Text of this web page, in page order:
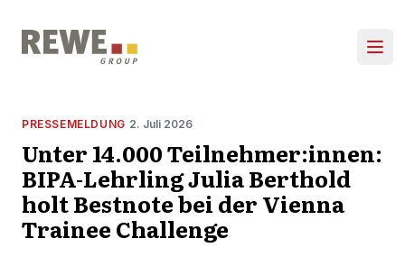
PRESSEMELDUNG 2. Juli 2026
Unter 14.000 Teilnehmer:innen:
BIPA-Lehrling Julia Berthold
holt Bestnote bei der Vienna
Trainee Challenge